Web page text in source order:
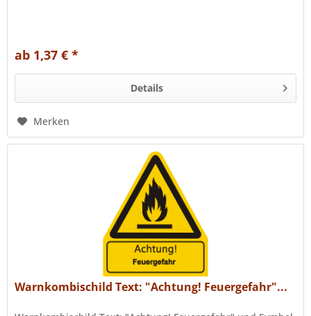
ab 1,37 € *
Details
Merken
Warnkombischild Text: "Achtung! Feuergefahr"...